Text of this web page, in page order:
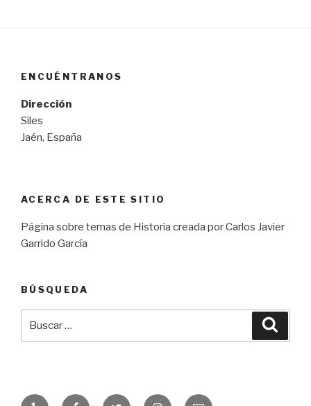
ENCUÉNTRANOS
Dirección
Siles
Jaén, España
ACERCA DE ESTE SITIO
Página sobre temas de Historia creada por Carlos Javier
Garrido García
BÚSQUEDA
Yelp FacebookTwitter InstagramCorreo